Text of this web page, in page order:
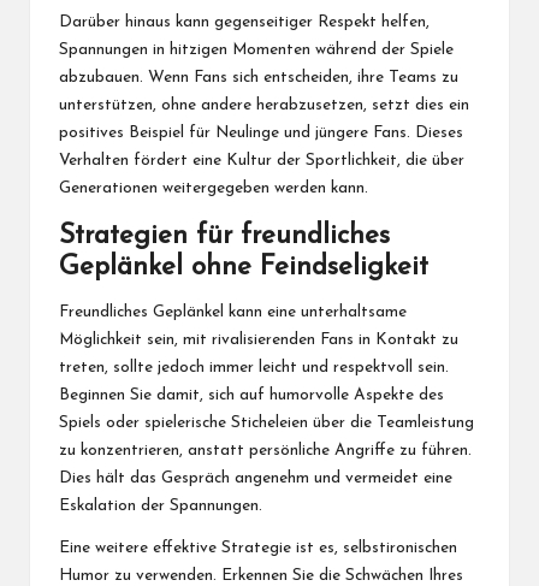
Darüber hinaus kann gegenseitiger Respekt helfen,
Spannungen in hitzigen Momenten während der Spiele
abzubauen. Wenn Fans sich entscheiden, ihre Teams zu
unterstützen, ohne andere herabzusetzen, setzt dies ein
positives Beispiel für Neulinge und jüngere Fans. Dieses
Verhalten fördert eine Kultur der Sportlichkeit, die über
Generationen weitergegeben werden kann.
Strategien für freundliches
Geplänkel ohne Feindseligkeit
Freundliches Geplänkel kann eine unterhaltsame
Möglichkeit sein, mit rivalisierenden Fans in Kontakt zu
treten, sollte jedoch immer leicht und respektvoll sein.
Beginnen Sie damit, sich auf humorvolle Aspekte des
Spiels oder spielerische Sticheleien über die Teamleistung
zu konzentrieren, anstatt persönliche Angriffe zu führen.
Dies hält das Gespräch angenehm und vermeidet eine
Eskalation der Spannungen.
Eine weitere effektive Strategie ist es, selbstironischen
Humor zu verwenden. Erkennen Sie die Schwächen Ihres